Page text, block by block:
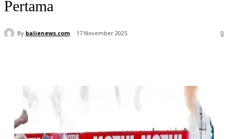
Pertama
By balienews.com 17 November 2025 0